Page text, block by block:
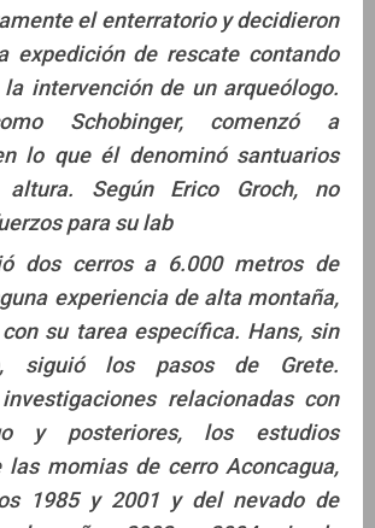
el enterratorio y decidieron
expedición de rescate contando
intervención de un arqueólogo.
Schobinger, comenzó a
lo que él denominó santuarios
Según Erico Groch, no
para su lab
dos cerros a 6.000 metros de
experiencia de alta montaña,
su tarea específica. Hans, sin
siguió los pasos de Grete.
relacionadas con
y posteriores, los estudios
las momias de cerro Aconcagua,
1985 y 2001 y del nevado de